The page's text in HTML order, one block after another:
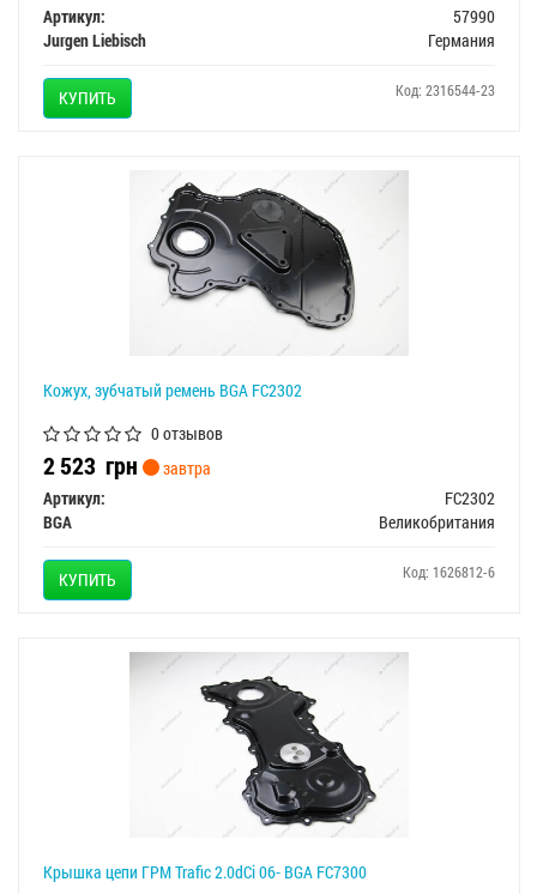
Артикул:
57990
Jurgen Liebisch
Германия
КУПИТЬ Код: 2316544-23
Кожух, зубчатый ремень BGA FC2302
0 отзывов
2 523 грн
завтра
Артикул:
FC2302
BGA
Великобритания
КУПИТЬ Код: 1626812-6
Крышка цепи ГРМ Trafic 2.0dCi 06- BGA FC7300